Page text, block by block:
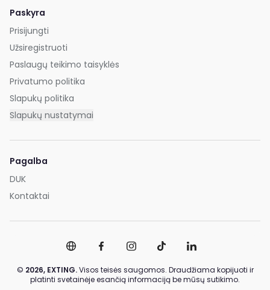
Paskyra
Prisijungti
Užsiregistruoti
Paslaugų teikimo taisyklės
Privatumo politika
Slapukų politika
Slapukų nustatymai
Pagalba
DUK
Kontaktai
© 2026, EXTING.Visos teisės saugomos. Draudžiama kopijuoti ir
platinti svetainėje esančią informaciją be mūsų sutikimo.